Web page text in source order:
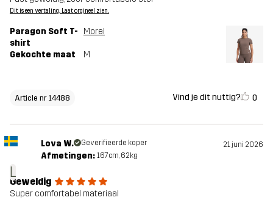
Dit is een vertaling. Laat orgineel zien.
Paragon Soft T-
shirt
Morel
Gekochte maat M
Article nr 14488 Vind je dit nuttig? 0
L
Lova W. Geverifieerde koper 21 juni 2026
Afmetingen: 167cm, 62kg
Geweldig
Super comfortabel materiaal